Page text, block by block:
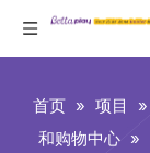
首页 » 项目 »
和购物中心 »